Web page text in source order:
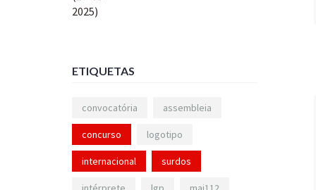
ETIQUETAS
convocatória assembleia
concurso logotipo
internacional surdos